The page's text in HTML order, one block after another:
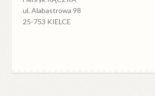
ul. Alabastrowa 98
25-753 KIELCE